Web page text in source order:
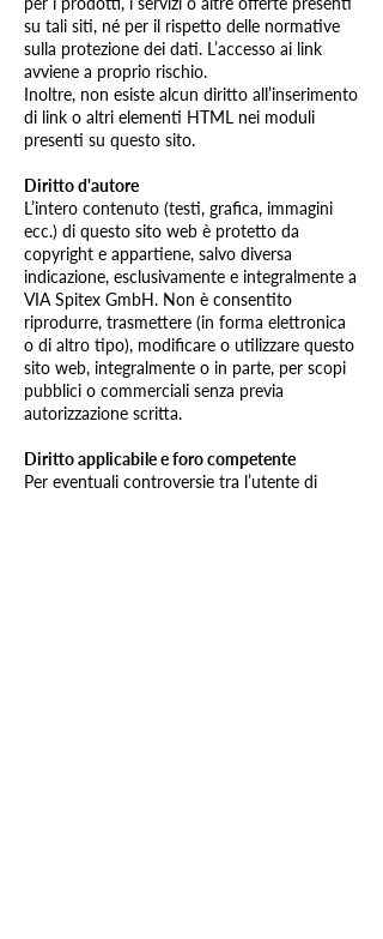
su tali siti, né per il rispetto delle normative
sulla protezione dei dati. L’accesso ai link
avviene a proprio rischio.
Inoltre, non esiste alcun diritto all’inserimento
di link o altri elementi HTML nei moduli
presenti su questo sito.
Diritto d'autore
L’intero contenuto (testi, grafica, immagini
ecc.) di questo sito web è protetto da
copyright e appartiene, salvo diversa
indicazione, esclusivamente e integralmente a
VIA Spitex GmbH. Non è consentito
riprodurre, trasmettere (in forma elettronica
o di altro tipo), modificare o utilizzare questo
sito web, integralmente o in parte, per scopi
pubblici o commerciali senza previa
autorizzazione scritta.
Diritto applicabile e foro competente
Per eventuali controversie tra l’utente di